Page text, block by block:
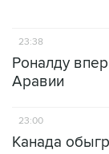
23:38
Роналду
Аравии
23:00
Канада